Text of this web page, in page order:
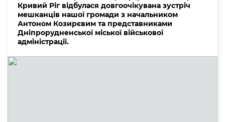
Кривий Ріг відбулася довгоочікувана зустріч
мешканців нашої громади з начальником
Антоном Козирєвим та представниками
Дніпрорудненської міської військової
адміністрації.